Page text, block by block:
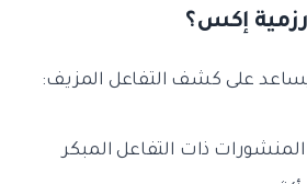
إكس؟
على كشف التفاعل المزيف:
ذات التفاعل المبكر